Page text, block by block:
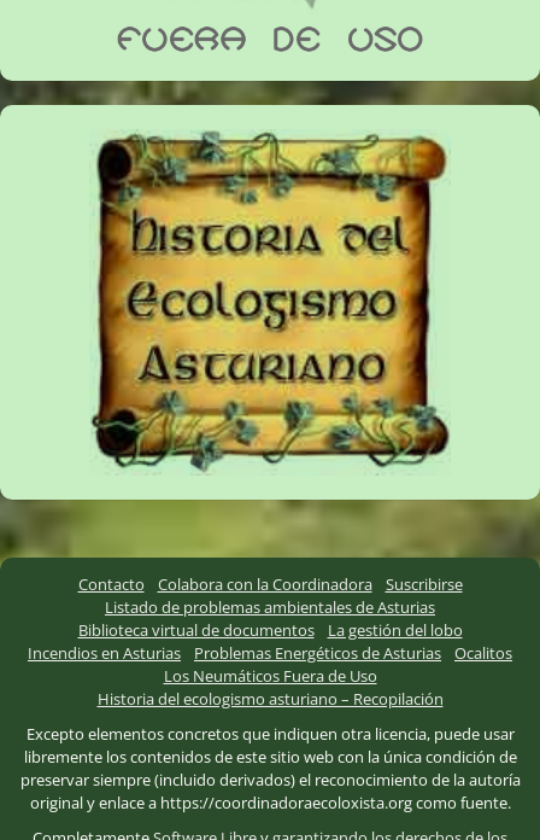
Contacto Colabora con la Coordinadora
Suscribirse
Listado de problemas ambientales de Asturias
Biblioteca virtual de documentos
La gestión del lobo
Incendios en Asturias
Problemas Energéticos de Asturias
Ocalitos
Los Neumáticos Fuera de Uso
Historia del ecologismo asturiano – Recopilación
Excepto elementos concretos que indiquen otra licencia, puede usar
libremente los contenidos de este sitio web con la única condición de
preservar siempre (incluido derivados) el reconocimiento de la autoría
original y enlace a https://coordinadoraecoloxista.org como fuente.